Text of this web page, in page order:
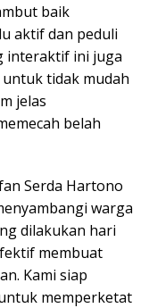
baik
aktif dan peduli
interaktif ini juga
tidak mudah
jelas
belah
Serda Hartono
warga
dilakukan hari
membuat
Kami siap
memperketat